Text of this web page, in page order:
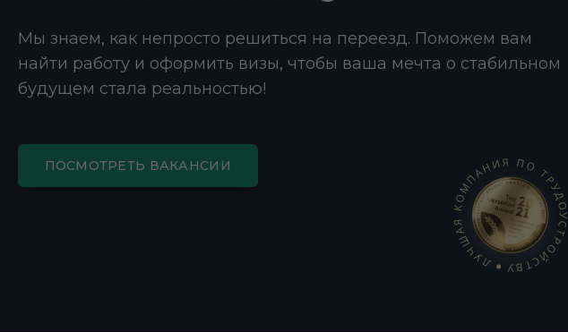
Мы знаем, как непросто решиться на переезд. Поможем вам
найти работу и оформить визы, чтобы ваша мечта о стабильном
будущем стала реальностью!
ПОСМОТРЕТЬ ВАКАНСИИ